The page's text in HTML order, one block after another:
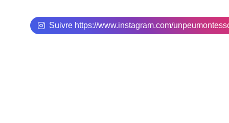
Suivre https://www.instagram.com/